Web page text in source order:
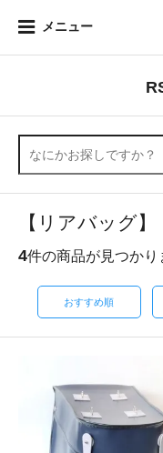
メニュー
【リアバッグ
4件の商品が見つかり
おすすめ順